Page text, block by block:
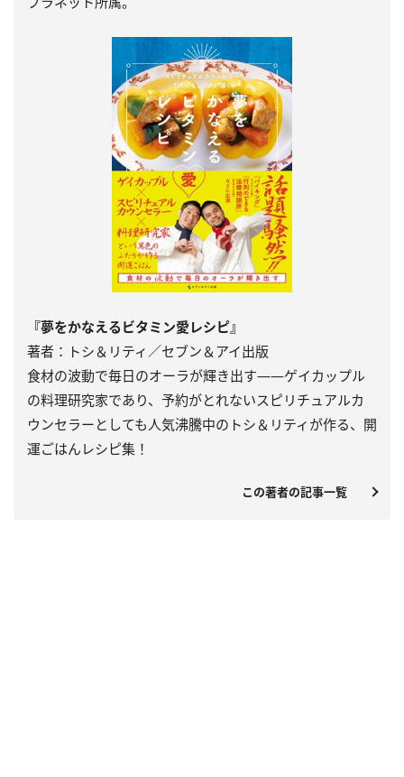
『夢をかなえるビタミン愛レシピ』
著者：トシ＆リティ／セブン＆アイ出版
食材の波動で毎日のオーラが輝き出す――ゲイカップル
の料理研究家であり、予約がとれないスピリチュアルカ
ウンセラーとしても人気沸騰中のトシ＆リティが作る、開
運ごはんレシピ集！
この著者の記事一覧